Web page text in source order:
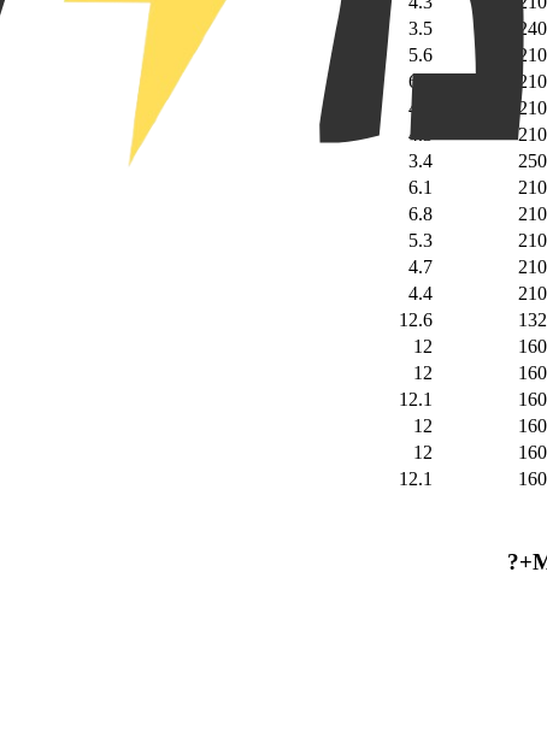
240
3.5
210
5.6
210
6.1
210
4.8
210
4.3
250
3.4
210
6.1
210
6.8
210
5.3
210
4.7
210
4.4
132
12.6
160
12
160
12
160
12.1
160
12
160
12
160
12.1
?